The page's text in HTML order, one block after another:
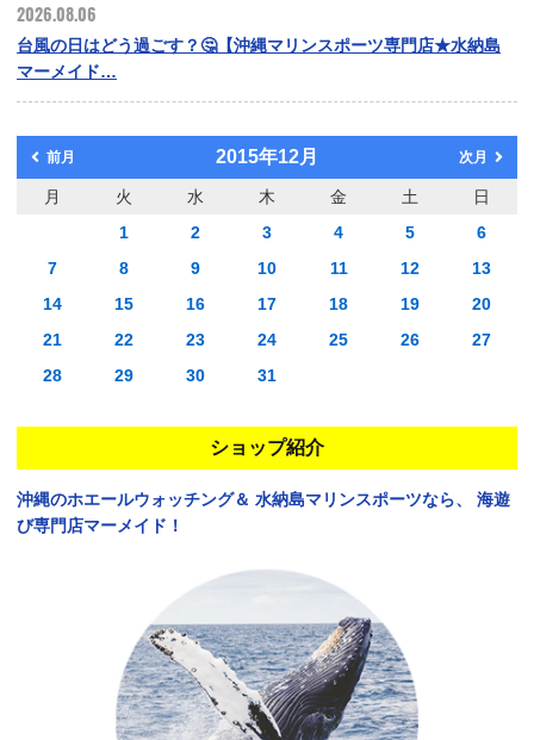
2026.08.06
台風の日はどう過ごす？🤔【沖縄マリンスポーツ専門店★水納島
マーメイド…
前月 2015年12月 次月
月 火 水 木 金 土
日
1
2 3 4 5
6
7
8 9 10 11 12
13
14
15 16 17 18 19
20
21
22 23 24 25 26
27
28
29 30 31
ショップ紹介
沖縄のホエールウォッチング＆ 水納島マリンスポーツなら、
海遊
び専門店マーメイド！